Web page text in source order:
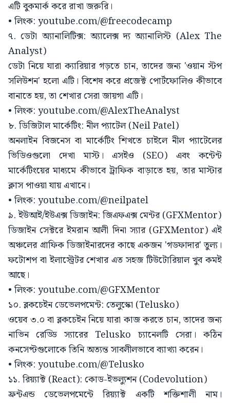
এটি বুকমার্ক করে রাখা জরুরি।
• লিংক: youtube.com/@freecodecamp
৭. ডেটা অ্যানালিটিক্স: অ্যালেক্স দ্য অ্যানালিস্ট (Alex The
Analyst)
ডেটা নিয়ে যারা ক্যারিয়ার গড়তে চান, তাদের জন্য 'ওয়ান স্টপ
সলিউশন' হলো এটি। বিশেষ করে প্রজেক্ট পোর্টফোলিও কীভাবে
বানাতে হয়, তা শেখার সেরা জায়গা এটি।
• লিংক: youtube.com/@AlexTheAnalyst
৮. ডিজিটাল মার্কেটিং: নীল প্যাটেল (Neil Patel)
অনলাইন বিজনেস বা মার্কেটিং শিখতে চাইলে নীল প্যাটেলের
ভিডিওগুলো দেখা মাস্ট। এসইও (SEO) এবং কন্টেন্ট
মার্কেটিংয়ের মাধ্যমে কীভাবে ট্রাফিক বাড়াতে হয়, তার মাস্টার
ক্লাস পাওয়া যায় এখানে।
• লিংক: youtube.com/@neilpatel
৯. ইউআই/ইউএক্স ডিজাইন: জিএফএক্স মেন্টর (GFXMentor)
ডিজাইন সেক্টরে ইমরান আলী দিনা স্যার (GFXMentor) এই
অঞ্চলের গ্রাফিক ডিজাইনারদের কাছে একজন 'গডফাদার' তুল্য।
ফটোশপ বা ইলাস্ট্রেটর শেখার এত সহজ টিউটোরিয়াল খুব কমই
আছে।
• লিংক: youtube.com/@GFXMentor
১০. ব্লকচেইন ডেভেলপমেন্ট: তেলুস্কো (Telusko)
ওয়েব ৩.০ বা ব্লকচেইন নিয়ে যারা কাজ করতে চান, তাদের জন্য
নাভিন রেড্ডি স্যারের Telusko চ্যানেলটি সেরা। কঠিন
কনসেপ্টগুলোকে তিনি অত্যন্ত সাবলীলভাবে ব্যাখ্যা করেন।
• লিংক: youtube.com/@Telusko
১১. রিয়্যাক্ট (React): কোড-ইভল্যুশন (Codevolution)
ফ্রন্টএন্ড ডেভেলপমেন্টে রিয়্যাক্ট একটি শক্তিশালী নাম।